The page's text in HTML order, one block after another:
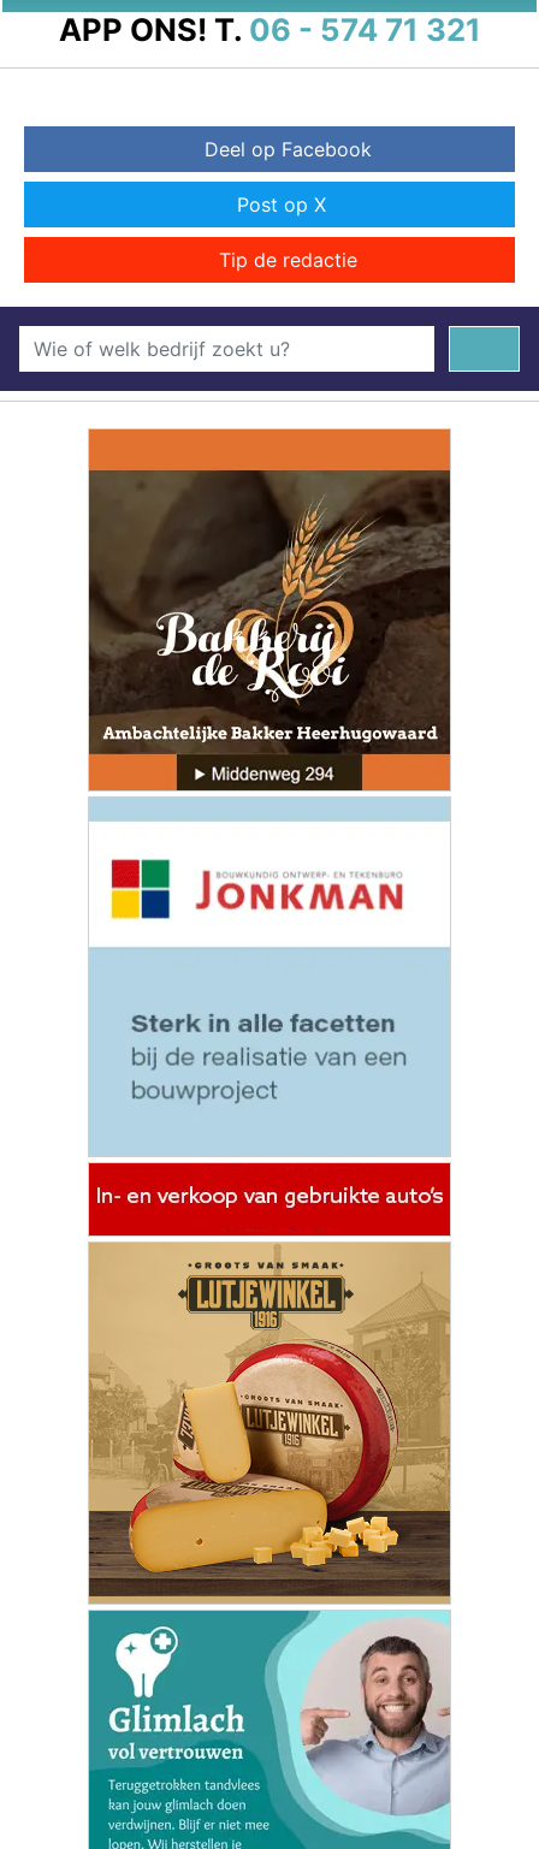
APP ONS! T. 06 - 574 71 321
Deel op Facebook
Post op X
Tip de redactie